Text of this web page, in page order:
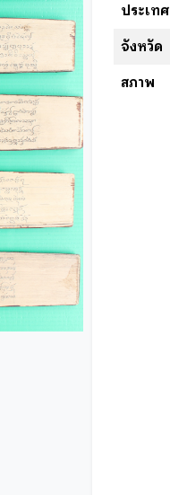
ประเทศ
จังหวัด
สภาพ